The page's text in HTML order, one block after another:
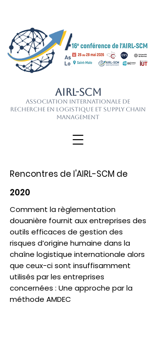
AIRL-SCM
Association Internationale de
Recherche en Logistique et Supply Chain
Management
Rencontres de l'AIRL-SCM de
2020
Comment la règlementation
douanière fournit aux entreprises des
outils efficaces de gestion des
risques d’origine humaine dans la
chaîne logistique internationale alors
que ceux-ci sont insuffisamment
utilisés par les entreprises
concernées : Une approche par la
méthode AMDEC